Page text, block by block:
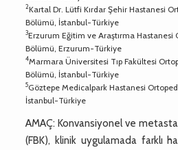
2Kartal Dr. Lütfi Kırdar Şehir Hastanesi
Bölümü, İstanbul-Türkiye
3Erzurum Eğitim ve Araştırma
Bölümü, Erzurum-Türkiye
4Marmara Üniversitesi Tıp Fakültesi
Bölümü, İstanbul-Türkiye
5Göztepe Medicalpark Hastanesi
İstanbul-Türkiye
AMAÇ: Konvansiyonel ve
(FBK), klinik uygulamada farklı